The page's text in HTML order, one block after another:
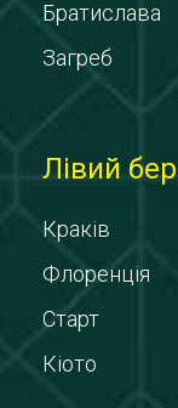
Братислава
Загреб
Лівий
Краків
Флоренція
Старт
Кіото